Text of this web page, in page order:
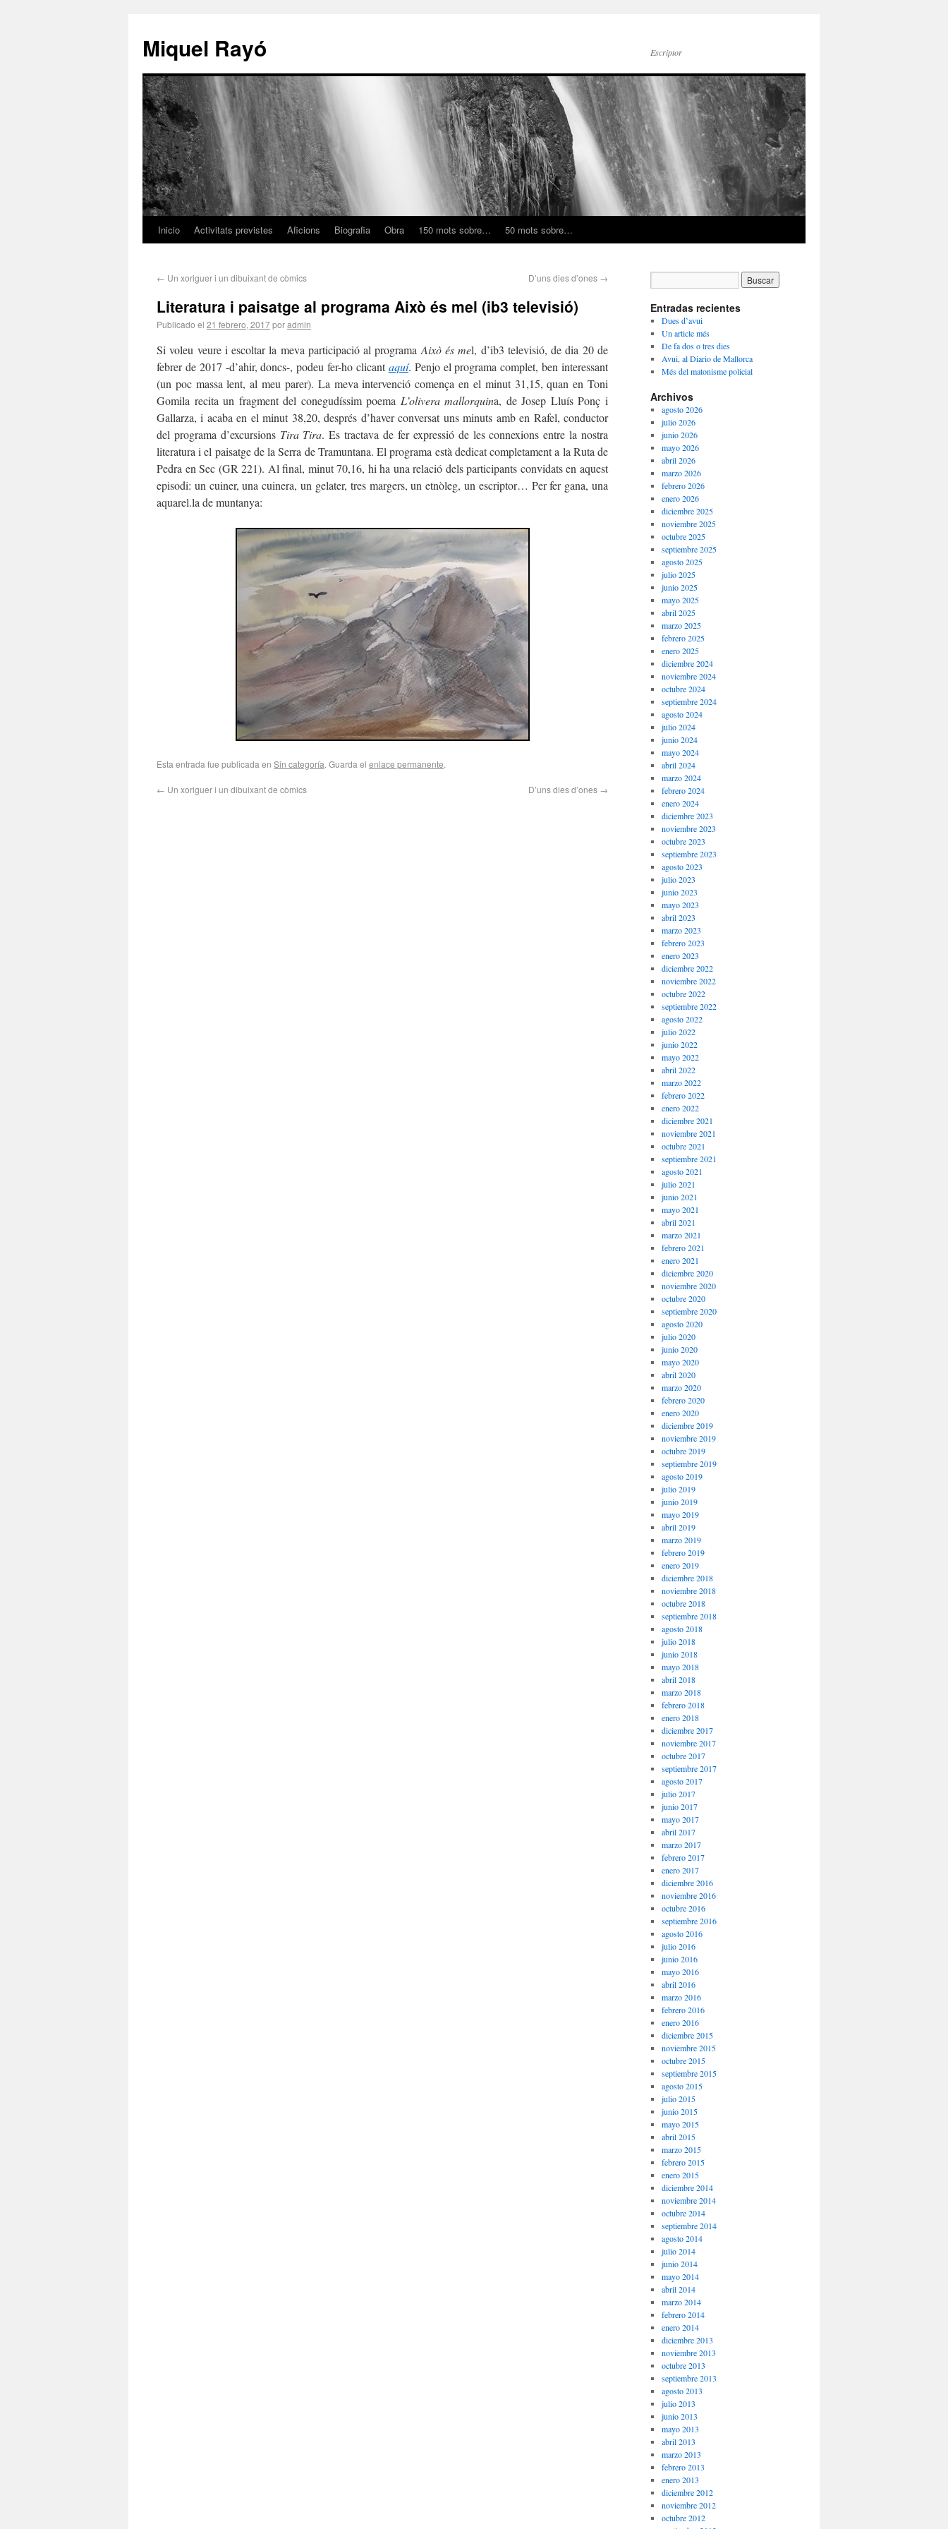
Miquel Rayó Escriptor
Inicio Activitats previstes Aficions Biografia Obra 150 mots sobre… 50 mots sobre…
← Un xoriguer i un dibuixant de còmics D’uns dies d’ones →
Literatura i paisatge al programa Això és mel (ib3 televisió)
Publicado el 21 febrero, 2017poradmin
Si voleu veure i escoltar la meva participació al programa Això és mel, d’ib3 televisió, de dia 20 de
febrer de 2017 -d’ahir, doncs-, podeu fer-ho clicantaquí. Penjo el programa complet, ben interessant
(un poc massa lent, al meu parer). La meva intervenció comença en el minut 31,15, quan en Toni
Gomila recita un fragment del conegudíssim poema L’olivera mallorquina, de Josep Lluís Ponç i
Gallarza, i acaba en el minut 38,20, després d’haver conversat uns minuts amb en Rafel, conductor
del programa d’excursions Tira Tira. Es tractava de fer expressió de les connexions entre la nostra
literatura i el paisatge de la Serra de Tramuntana. El programa està dedicat completament a la Ruta de
Pedra en Sec (GR 221). Al final, minut 70,16, hi ha una relació dels participants convidats en aquest
episodi: un cuiner, una cuinera, un gelater, tres margers, un etnòleg, un escriptor… Per fer gana, una
aquarel.la de muntanya:
Esta entrada fue publicada en Sin categoría. Guarda el enlace permanente.
← Un xoriguer i un dibuixant de còmics D’uns dies d’ones →
Entradas recientes
Dues d’avui
Un article més
De fa dos o tres dies
Avui, al Diario de Mallorca
Més del matonisme policial
Archivos
agosto 2026
julio 2026
junio 2026
mayo 2026
abril 2026
marzo 2026
febrero 2026
enero 2026
diciembre 2025
noviembre 2025
octubre 2025
septiembre 2025
agosto 2025
julio 2025
junio 2025
mayo 2025
abril 2025
marzo 2025
febrero 2025
enero 2025
diciembre 2024
noviembre 2024
octubre 2024
septiembre 2024
agosto 2024
julio 2024
junio 2024
mayo 2024
abril 2024
marzo 2024
febrero 2024
enero 2024
diciembre 2023
noviembre 2023
octubre 2023
septiembre 2023
agosto 2023
julio 2023
junio 2023
mayo 2023
abril 2023
marzo 2023
febrero 2023
enero 2023
diciembre 2022
noviembre 2022
octubre 2022
septiembre 2022
agosto 2022
julio 2022
junio 2022
mayo 2022
abril 2022
marzo 2022
febrero 2022
enero 2022
diciembre 2021
noviembre 2021
octubre 2021
septiembre 2021
agosto 2021
julio 2021
junio 2021
mayo 2021
abril 2021
marzo 2021
febrero 2021
enero 2021
diciembre 2020
noviembre 2020
octubre 2020
septiembre 2020
agosto 2020
julio 2020
junio 2020
mayo 2020
abril 2020
marzo 2020
febrero 2020
enero 2020
diciembre 2019
noviembre 2019
octubre 2019
septiembre 2019
agosto 2019
julio 2019
junio 2019
mayo 2019
abril 2019
marzo 2019
febrero 2019
enero 2019
diciembre 2018
noviembre 2018
octubre 2018
septiembre 2018
agosto 2018
julio 2018
junio 2018
mayo 2018
abril 2018
marzo 2018
febrero 2018
enero 2018
diciembre 2017
noviembre 2017
octubre 2017
septiembre 2017
agosto 2017
julio 2017
junio 2017
mayo 2017
abril 2017
marzo 2017
febrero 2017
enero 2017
diciembre 2016
noviembre 2016
octubre 2016
septiembre 2016
agosto 2016
julio 2016
junio 2016
mayo 2016
abril 2016
marzo 2016
febrero 2016
enero 2016
diciembre 2015
noviembre 2015
octubre 2015
septiembre 2015
agosto 2015
julio 2015
junio 2015
mayo 2015
abril 2015
marzo 2015
febrero 2015
enero 2015
diciembre 2014
noviembre 2014
octubre 2014
septiembre 2014
agosto 2014
julio 2014
junio 2014
mayo 2014
abril 2014
marzo 2014
febrero 2014
enero 2014
diciembre 2013
noviembre 2013
octubre 2013
septiembre 2013
agosto 2013
julio 2013
junio 2013
mayo 2013
abril 2013
marzo 2013
febrero 2013
enero 2013
diciembre 2012
noviembre 2012
octubre 2012